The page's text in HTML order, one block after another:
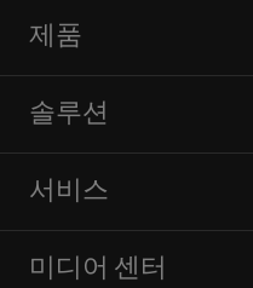
제품
솔루션
서비스
미디어 센터